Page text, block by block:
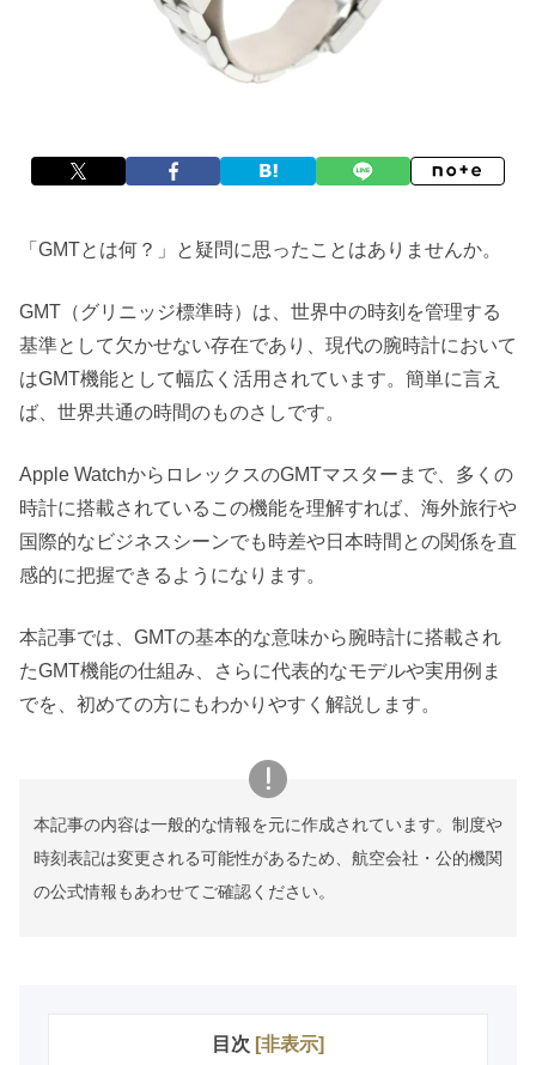
「GMTとは何？」と疑問に思ったことはありませんか。
GMT（グリニッジ標準時）は、世界中の時刻を管理する
基準として欠かせない存在であり、現代の腕時計において
はGMT機能として幅広く活用されています。簡単に言え
ば、世界共通の時間のものさしです。
Apple WatchからロレックスのGMTマスターまで、多くの
時計に搭載されているこの機能を理解すれば、海外旅行や
国際的なビジネスシーンでも時差や日本時間との関係を直
感的に把握できるようになります。
本記事では、GMTの基本的な意味から腕時計に搭載され
たGMT機能の仕組み、さらに代表的なモデルや実用例ま
でを、初めての方にもわかりやすく解説します。
本記事の内容は一般的な情報を元に作成されています。制度や
時刻表記は変更される可能性があるため、航空会社・公的機関
の公式情報もあわせてご確認ください。
目次 [非表示]